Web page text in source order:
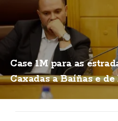
Case 1M para as
Caxadas a Baíñas e